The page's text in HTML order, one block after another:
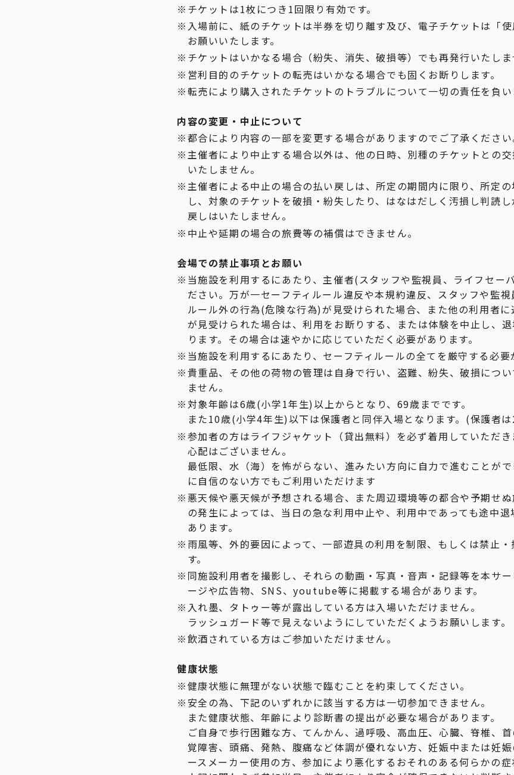
チケットは1枚につき1回限り有効です。
入場前に、紙のチケットは半券を切り離す及び、電子チケットは「
お願いいたします。
チケットはいかなる場合（紛失、消失、破損等）でも再発行いたしま
営利目的のチケットの転売はいかなる場合でも固くお断りします。
転売により購入されたチケットのトラブルについて一切の責任を負い
内容の変更・中止について
都合により内容の一部を変更する場合がありますのでご了承ください
主催者により中止する場合以外は、他の日時、別種のチケットとの
いたしません。
主催者による中止の場合の払い戻しは、所定の期間内に限り、所定
し、対象のチケットを破損・紛失したり、はなはだしく汚損し判読
戻しはいたしません。
中止や延期の場合の旅費等の補償はできません。
会場での禁止事項とお願い
当施設を利用するにあたり、主催者(スタッフや監視員、ライフセー
ださい。万が一セーフティルール違反や本規約違反、スタッフや監視
ルール外の行為(危険な行為)が見受けられた場合、また他の利用者
が見受けられた場合は、利用をお断りする、または体験を中止し、
ります。その場合は速やかに応じていただく必要があります。
当施設を利用するにあたり、セーフティルールの全てを厳守する必要
貴重品、その他の荷物の管理は自身で行い、盗難、紛失、破損につ
ません。
対象年齢は6歳(小学1年生)以上からとなり、69歳までです。
また10歳(小学4年生)以下は保護者と同伴入場となります。(保護者
参加者の方はライフジャケット（貸出無料）を必ず着用していただ
心配はございません。
最低限、水（海）を怖がらない、進みたい方向に自力で進むことが
に自信のない方でもご利用いただけます
悪天候や悪天候が予想される場合、また周辺環境等の都合や予期せ
の発生によっては、当日の急な利用中止や、利用中であっても途中
あります。
雨風等、外的要因によって、一部遊具の利用を制限、もしくは禁止
す。
同施設利用者を撮影し、それらの動画・写真・音声・記録等を本サ
ージや広告物、SNS、youtube等に掲載する場合があります。
入れ墨、タトゥー等が露出している方は入場いただけません。
ラッシュガード等で見えないようにしていただくようお願いします。
飲酒されている方はご参加いただけません。
健康状態
健康状態に無理がない状態で臨むことを約束してください。
安全の為、下記のいずれかに該当する方は一切参加できません。
また健康状態、年齢により診断書の提出が必要な場合があります。
ご自身で歩行困難な方、てんかん、過呼吸、高血圧、心臓、脊椎、
覚障害、頭痛、発熱、腹痛など体調が優れない方、妊娠中または妊
ースメーカー使用の方、参加により悪化するおそれのある何らかの